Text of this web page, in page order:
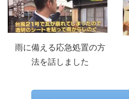
雨に備える応急処置の方
法を話しました